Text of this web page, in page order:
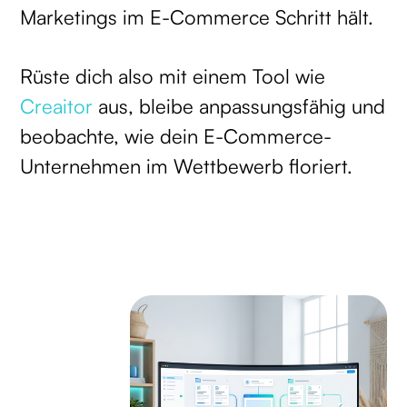
Marketings im E-Commerce Schritt hält.
Rüste dich also mit einem Tool wie
Creaitor aus, bleibe anpassungsfähig und
beobachte, wie dein E-Commerce-
Unternehmen im Wettbewerb floriert.